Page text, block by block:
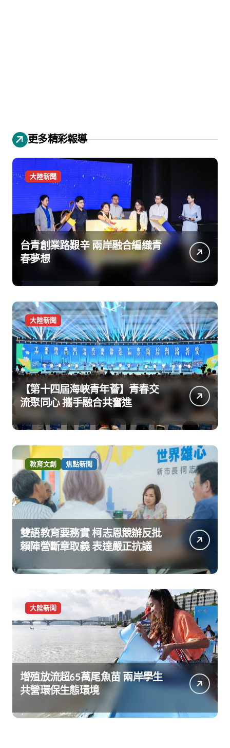
更多精彩報導
大陸新聞
台青創業路艱辛 兩岸融合編織青
春夢想
大陸新聞
【第十四屆海峽青年薈】青春交
流聚同心 攜手融合共奮進
教育文創 焦點新聞
雙語教育要務實 柯志恩競辦反批
賴陣營斷章取義 表達嚴正抗議
大陸新聞
增殖放流超65萬尾魚苗 兩岸學生
共營環保生態環境